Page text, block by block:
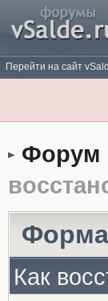
Перейти на сайт
Форум
Форма
Как